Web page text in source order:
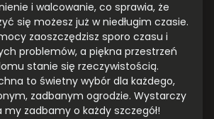
i walcowanie, co sprawia, że
się możesz już w niedługim czasie.
zaoszczędzisz sporo czasu i
problemów, a piękna przestrzeń
stanie się rzeczywistością.
to świetny wybór dla każdego,
zadbanym ogrodzie. Wystarczy
my zadbamy o każdy szczegół!